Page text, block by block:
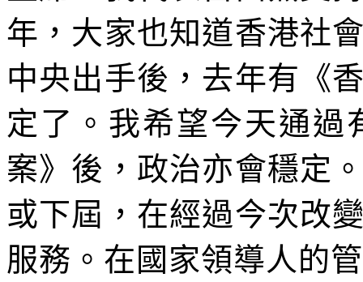
年，大家也知道香港社
中央出手後，去年有《
定了。我希望今天通過
案》後，政治亦會穩定
或下屆，在經過今次改
服務。在國家領導人的